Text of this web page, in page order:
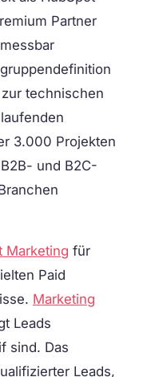
Partner
technischen
3.000 Projekten
und B2C-
Marketing für
Paid
Marketing
Leads
sind. Das
Leads,